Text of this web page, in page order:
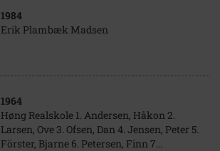
1984
Erik Plambæk Madsen
1964
Høng Realskole 1. Andersen, Håkon 2.
Larsen, Ove 3. Ofsen, Dan 4. Jensen, Peter 5.
Förster, Bjarne 6. Petersen, Finn 7...